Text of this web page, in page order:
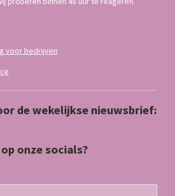
voor bedrijven
de wekelijkse nieuwsbrief:
onze socials?